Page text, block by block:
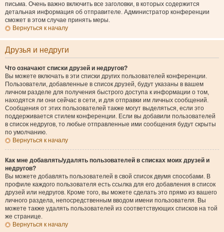
письма. Очень важно включить все заголовки, в которых содержится
детальная информация об отправителе. Администратор конференции
сможет в этом случае принять меры.
Вернуться к началу
Друзья и недруги
Что означают списки друзей и недругов?
Вы можете включать в эти списки других пользователей конференции.
Пользователи, добавленные в список друзей, будут указаны в вашем
личном разделе для получения быстрого доступа к информации о том,
находятся ли они сейчас в сети, и для отправки им личных сообщений.
Сообщения от этих пользователей также могут выделяться, если это
поддерживается стилем конференции. Если вы добавили пользователей
в список недругов, то любые отправленные ими сообщения будут скрыты
по умолчанию.
Вернуться к началу
Как мне добавлять/удалять пользователей в списках моих друзей и
недругов?
Вы можете добавлять пользователей в свой список двумя способами. В
профиле каждого пользователя есть ссылка для его добавления в список
друзей или недругов. Кроме того, вы можете сделать это прямо из вашего
личного раздела, непосредственным вводом имени пользователя. Вы
можете также удалять пользователей из соответствующих списков на той
же странице.
Вернуться к началу